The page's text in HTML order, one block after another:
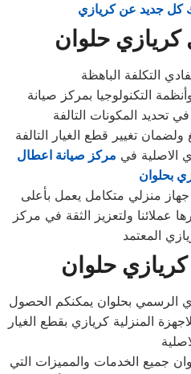
كل جديد عن كريازي
كريازي حلوان
التكلفة الباهظة
التكنولوجيا بمركز صيانة
تحديد المكونات التالفة
ولضمان تغيير قطع الغيار التالفة
الاصلية في مركز صيانة اعطال
بحلوان
منزلي متكامل يعمل بأعلى
عملائنا ولتعزيز الثقة في مركز
المعتمد
حلوان
الرسمي بحلوان يمكنكم الحصول
المنزلية كريازي بقطع الغيار
جميع الخدمات والمميزات التي